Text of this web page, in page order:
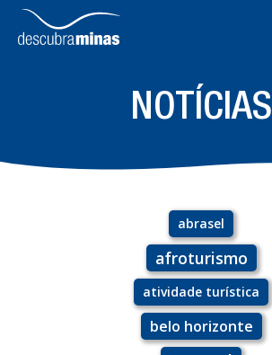
NOTÍCIAS
abrasel
afroturismo
atividade turística
belo horizonte